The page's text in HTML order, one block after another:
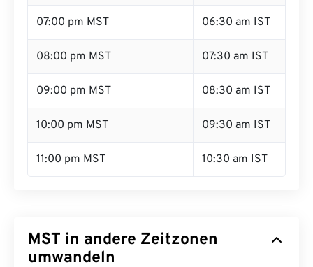
07:00 pm MST 06:30 am IST
08:00 pm MST 07:30 am IST
09:00 pm MST 08:30 am IST
10:00 pm MST 09:30 am IST
11:00 pm MST 10:30 am IST
MST in andere Zeitzonen
umwandeln